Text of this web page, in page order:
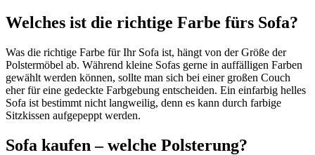
Welches ist die richtige Farbe fürs Sofa?
Was die richtige Farbe für Ihr Sofa ist, hängt von der Größe der
Polstermöbel ab. Während kleine Sofas gerne in auffälligen Farben
gewählt werden können, sollte man sich bei einer großen Couch
eher für eine gedeckte Farbgebung entscheiden. Ein einfarbig helles
Sofa ist bestimmt nicht langweilig, denn es kann durch farbige
Sitzkissen aufgepeppt werden.
Sofa kaufen – welche Polsterung?